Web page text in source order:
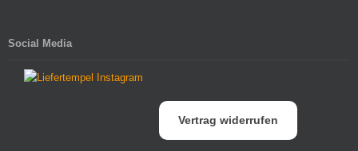
Social Media
Vertrag widerrufen